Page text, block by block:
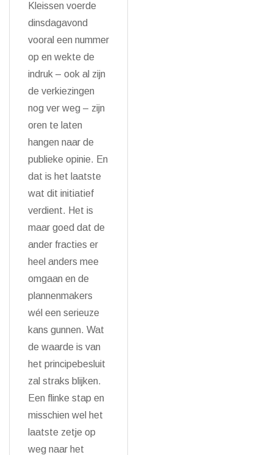
Kleissen voerde
dinsdagavond
vooral een nummer
op en wekte de
indruk – ook al zijn
de verkiezingen
nog ver weg – zijn
oren te laten
hangen naar de
publieke opinie. En
dat is het laatste
wat dit initiatief
verdient. Het is
maar goed dat de
ander fracties er
heel anders mee
omgaan en de
plannenmakers
wél een serieuze
kans gunnen. Wat
de waarde is van
het principebesluit
zal straks blijken.
Een flinke stap en
misschien wel het
laatste zetje op
weg naar het